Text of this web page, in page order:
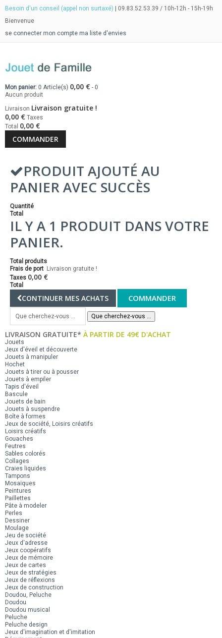
Besoin d'un conseil (appel non surtaxé) | 09.83.52.53.39 / 10h-12h - 15h-19h
Bienvenue
se connecter mon compte ma liste d'envies
Mon panier: 0 Article(s) 0,00 € - 0
Aucun produit
Livraison Livraison gratuite !
0,00 € Taxes
Total 0,00 €
COMMANDER
PRODUIT AJOUTÉ AU
PANIER AVEC SUCCÈS
Quantité
Total
IL Y A 1 PRODUIT DANS VOTRE
PANIER.
Total produits
Frais de port Livraison gratuite !
Taxes 0,00 €
Total
CONTINUER MES ACHATS COMMANDER
Que cherchez-vous ...
LIVRAISON GRATUITE* À PARTIR DE 49€ D'ACHAT
Jouets
Jeux d'éveil et découverte
Jouets à manipuler
Hochet
Jouets à tirer ou à pousser
Jouets à empiler
Tapis d'éveil
Bascule
Jouets de bain
Jouets à suspendre
Boîte à formes
Jeux de société, Loisirs créatifs
Loisirs créatifs
Gouaches
Feutres
Sables colorés
Collages
Craies liquides
Tampons
Mosaïques
Peintures
Paillettes
Pâte à modeler
Perles
Dessiner
Moulage
Jeu de société
Jeux d'adresse
Jeux coopératifs
Jeux de mémoire
Jeux de cartes
Jeux de stratégies
Jeux de réflexions
Jeux de construction
Doudou, Peluche
Doudou
Doudou musical
Peluche
Peluche design
Jeux d'imagination et d'imitation